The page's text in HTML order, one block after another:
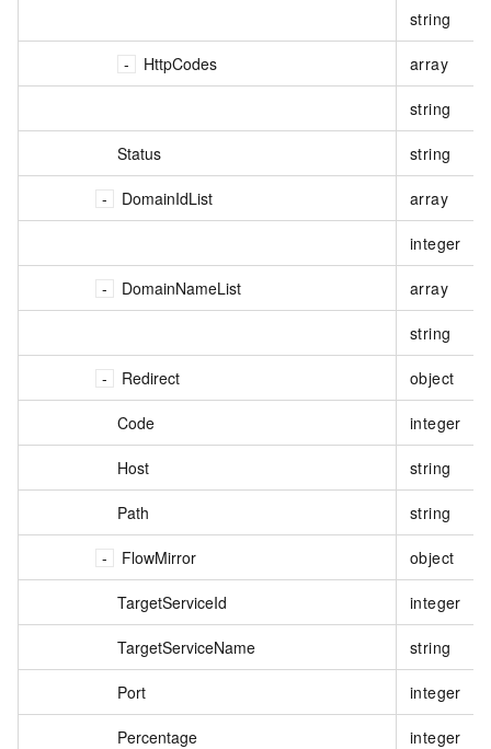
string
HttpCodes array
string
Status string
DomainIdList array
integer
DomainNameList array
string
Redirect object
Code integer
Host string
Path string
FlowMirror object
TargetServiceId integer
TargetServiceName string
Port integer
Percentage integer